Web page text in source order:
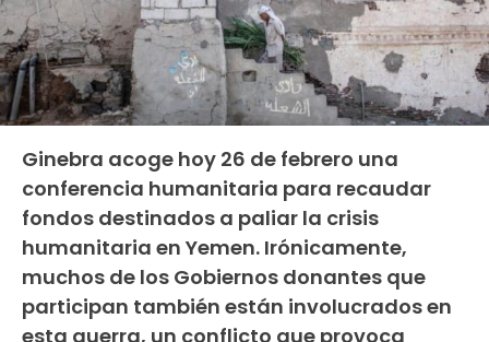
Ginebra acoge hoy 26 de febrero una
conferencia humanitaria para recaudar
fondos destinados a paliar la crisis
humanitaria en Yemen. Irónicamente,
muchos de los Gobiernos donantes que
participan también están involucrados en
esta guerra, un conflicto que provoca